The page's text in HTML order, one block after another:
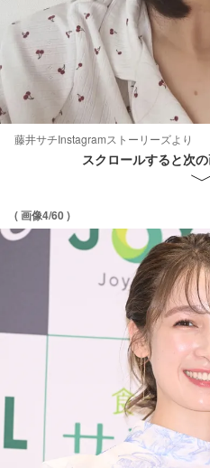
藤井サチInstagramストーリーズより
スクロールすると次
( 画像4/60 )